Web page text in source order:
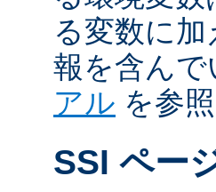
る変数に
報を含ん
アル を参
SSI ペー